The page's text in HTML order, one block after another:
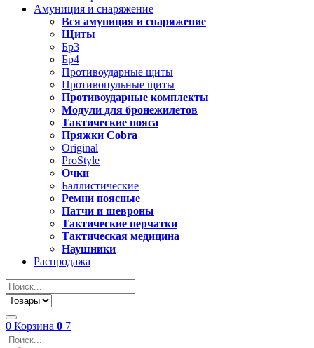
Амуниция и снаряжение
Вся амуниция и снаряжение
Щиты
Бр3
Бр4
Противоударные щиты
Противопульные щиты
Противоударные комплекты
Модули для бронежилетов
Тактические пояса
Пряжки Cobra
Original
ProStyle
Очки
Баллистические
Ремни поясные
Патчи и шевроны
Тактические перчатки
Тактическая медицина
Наушники
Распродажа
0 Корзина 0 7